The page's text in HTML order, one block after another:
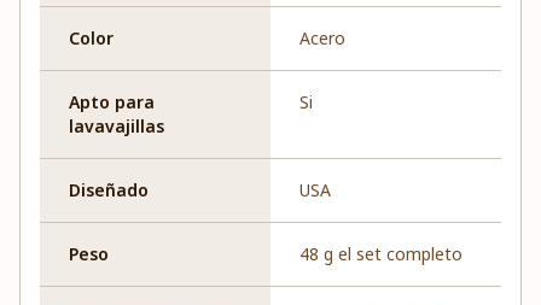
Color Acero
Apto para
lavavajillas
Si
Diseñado USA
Peso 48 g el set completo